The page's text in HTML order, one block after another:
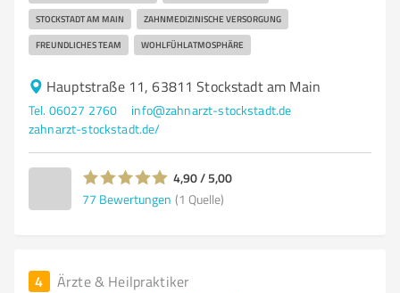
STOCKSTADT AM MAIN ZAHNMEDIZINISCHE VERSORGUNG
FREUNDLICHES TEAM WOHLFÜHLATMOSPHÄRE
Hauptstraße 11, 63811 Stockstadt am Main
Tel. 06027 2760
info@zahnarzt-stockstadt.de
zahnarzt-stockstadt.de/
4,90 / 5,00
77 Bewertungen (1 Quelle)
4 Ärzte & Heilpraktiker